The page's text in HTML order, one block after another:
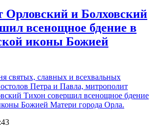
и Болховский
всенощное бдение в
иконы Божией
святых, славных и всехвальных
Петра и Павла, митрополит
Тихон совершил всенощное бдение
Божией Матери города Орла.